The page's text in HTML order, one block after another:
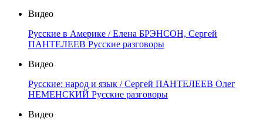
Видео
Русские в Америке / Елена БРЭНСОН, Сергей
ПАНТЕЛЕЕВ Русские разговоры
Видео
Русские: народ и язык / Сергей ПАНТЕЛЕЕВ Олег
НЕМЕНСКИЙ Русские разговоры
Видео